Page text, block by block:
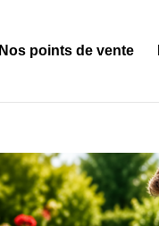
Nos points de vente